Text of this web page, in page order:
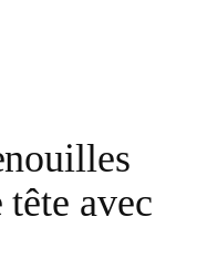
avec